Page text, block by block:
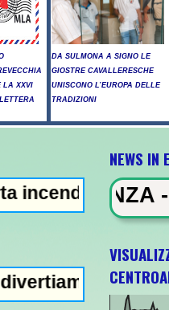
LA XXVI
DA SULMONA A SIGNO LE
GIOSTRE CAVALLERESCHE
UNISCONO L’EUROPA DELLE
TRADIZIONI
L'Italia
NEWS IN
- Raid russi